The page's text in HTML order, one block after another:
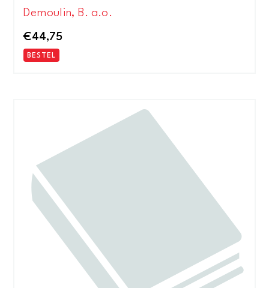
Demoulin, B. a.o.
€44,75
BESTEL